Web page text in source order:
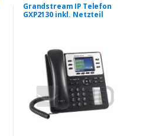
Grandstream IP Telefon
GXP2130 inkl. Netzteil